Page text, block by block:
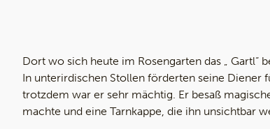
Dort wo sich heute im Rosengarten das „
In unterirdischen Stollen förderten seine Diener
trotzdem war er sehr mächtig. Er besaß
machte und eine Tarnkappe, die ihn unsichtbar